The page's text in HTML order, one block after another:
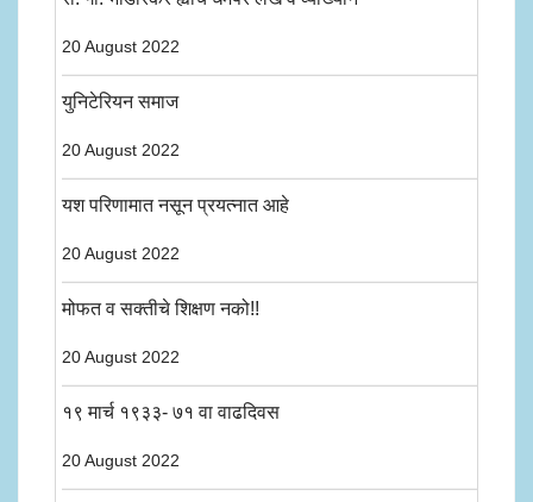
20 August 2022
युनिटेरियन समाज
20 August 2022
यश परिणामात नसून प्रयत्नात आहे
20 August 2022
मोफत व सक्तीचे शिक्षण नको!!
20 August 2022
१९ मार्च १९३३- ७१ वा वाढदिवस
20 August 2022